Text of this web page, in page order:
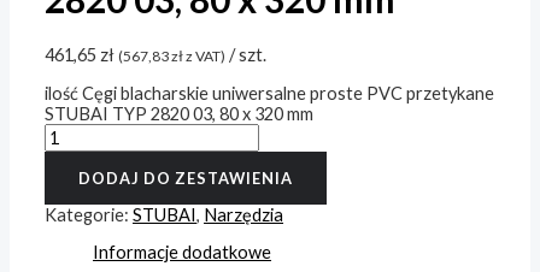
461,65 zł (567,83złz VAT) / szt.
ilość Cęgi blacharskie uniwersalne proste PVC przetykane
STUBAI TYP 2820 03, 80 x 320 mm
DODAJ DO ZESTAWIENIA
Kategorie:STUBAI, Narzędzia
Informacje dodatkowe